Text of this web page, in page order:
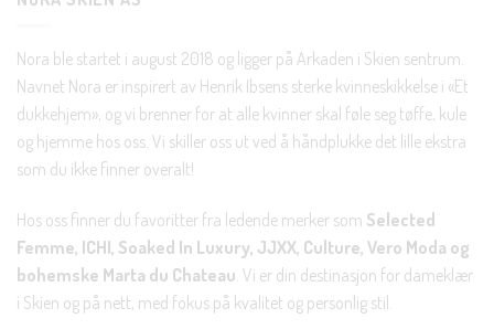
Nora ble startet i august 2018 og ligger på Arkaden i Skien sentrum.
Navnet Nora er inspirert av Henrik Ibsens sterke kvinneskikkelse i «Et
dukkehjem», og vi brenner for at alle kvinner skal føle seg tøffe, kule
og hjemme hos oss. Vi skiller oss ut ved å håndplukke det lille ekstra
som du ikke finner overalt!
Hos oss finner du favoritter fra ledende merker som Selected
Femme, ICHI, Soaked In Luxury, JJXX, Culture, Vero Moda og
bohemske Marta du Chateau . Vi er din destinasjon for dameklær
i Skien og på nett, med fokus på kvalitet og personlig stil.